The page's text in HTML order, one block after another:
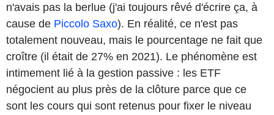
n'avais pas la berlue (j'ai toujours rêvé d'écrire ça, à
cause de Piccolo Saxo). En réalité, ce n'est pas
totalement nouveau, mais le pourcentage ne fait que
croître (il était de 27% en 2021). Le phénomène est
intimement lié à la gestion passive : les ETF
négocient au plus près de la clôture parce que ce
sont les cours qui sont retenus pour fixer le niveau